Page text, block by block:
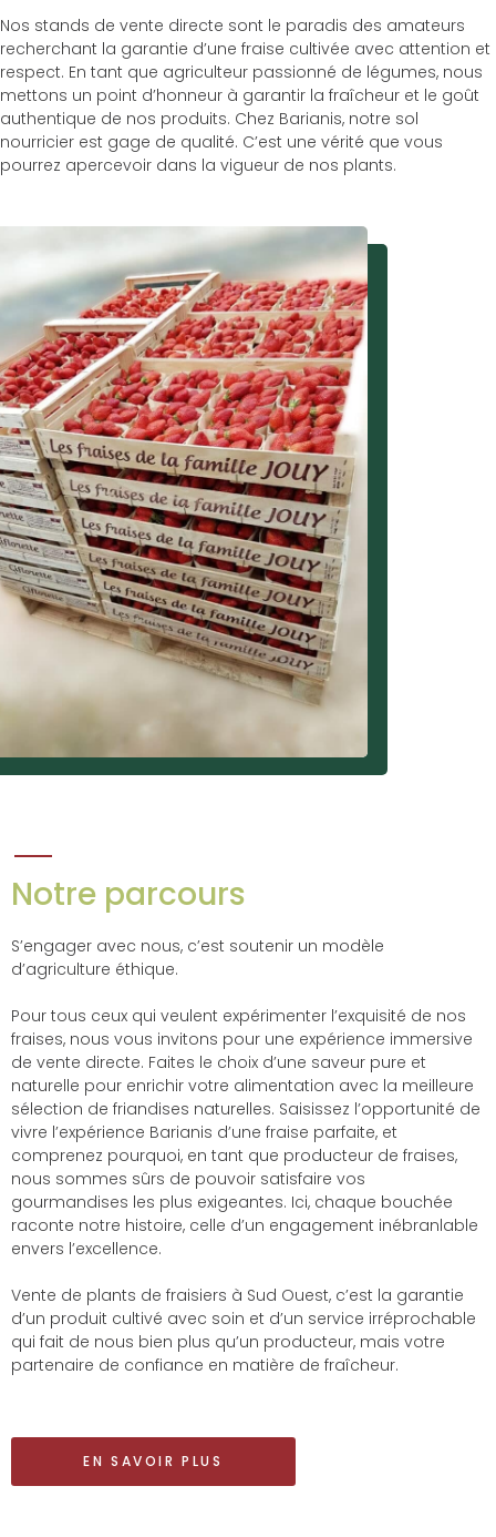
Nos stands de vente directe sont le paradis des amateurs
recherchant la garantie d’une fraise cultivée avec attention et
respect. En tant que agriculteur passionné de légumes, nous
mettons un point d’honneur à garantir la fraîcheur et le goût
authentique de nos produits. Chez Barianis, notre sol
nourricier est gage de qualité. C’est une vérité que vous
pourrez apercevoir dans la vigueur de nos plants.
Notre parcours
S’engager avec nous, c’est soutenir un modèle
d’agriculture éthique.
Pour tous ceux qui veulent expérimenter l’exquisité de nos
fraises, nous vous invitons pour une expérience immersive
de vente directe. Faites le choix d’une saveur pure et
naturelle pour enrichir votre alimentation avec la meilleure
sélection de friandises naturelles. Saisissez l’opportunité de
vivre l’expérience Barianis d’une fraise parfaite, et
comprenez pourquoi, en tant que producteur de fraises,
nous sommes sûrs de pouvoir satisfaire vos
gourmandises les plus exigeantes. Ici, chaque bouchée
raconte notre histoire, celle d’un engagement inébranlable
envers l’excellence.
Vente de plants de fraisiers à Sud Ouest, c’est la garantie
d’un produit cultivé avec soin et d’un service irréprochable
qui fait de nous bien plus qu’un producteur, mais votre
partenaire de confiance en matière de fraîcheur.
EN SAVOIR PLUS